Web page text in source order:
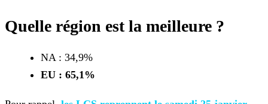
Quelle région est la meilleure ?
NA : 34,9%
EU : 65,1%